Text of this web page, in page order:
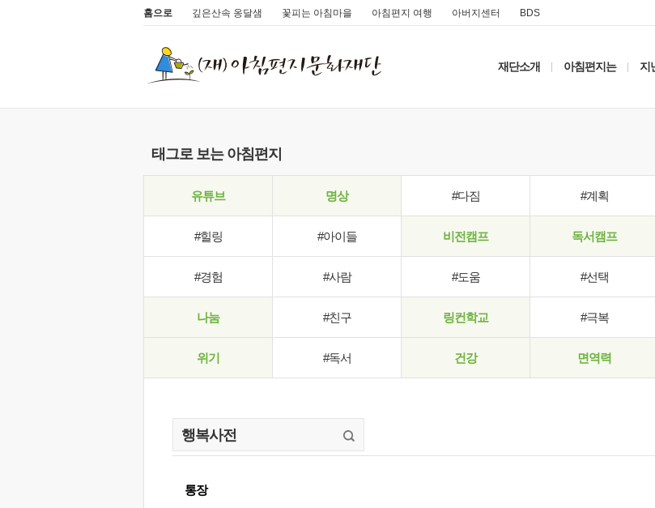
홈으로 깊은산속 옹달샘 꽃피는 아침마을 아침편지 여행 아버지센터 BDS
재단소개 아침편지는 지
태그로 보는 아침편지
유튜브 명상 #다짐 #계획
#힐링 #아이들 비전캠프 독서캠프
#경험 #사람 #도움 #선택
나눔 #친구 링컨학교 #극복
위기 #독서 건강 면역력
통장